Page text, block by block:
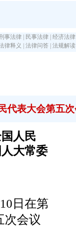
事法律 民事法律 经济法律
律释义 法律问答 法规解读
代表大会第五
人民
大常委
在第
次会议